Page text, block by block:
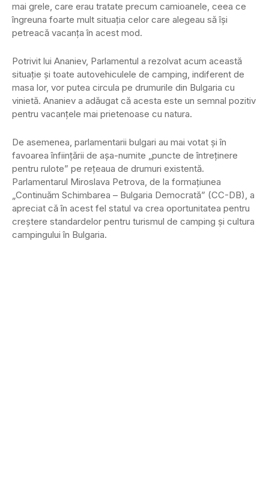
mai grele, care erau tratate precum camioanele, ceea ce
îngreuna foarte mult situaţia celor care alegeau să îşi
petreacă vacanţa în acest mod.
Potrivit lui Ananiev, Parlamentul a rezolvat acum această
situaţie şi toate autovehiculele de camping, indiferent de
masa lor, vor putea circula pe drumurile din Bulgaria cu
vinietă. Ananiev a adăugat că acesta este un semnal pozitiv
pentru vacanţele mai prietenoase cu natura.
De asemenea, parlamentarii bulgari au mai votat şi în
favoarea înfiinţării de aşa-numite „puncte de întreţinere
pentru rulote” pe reţeaua de drumuri existentă.
Parlamentarul Miroslava Petrova, de la formaţiunea
„Continuăm Schimbarea – Bulgaria Democrată” (CC-DB), a
apreciat că în acest fel statul va crea oportunitatea pentru
creştere standardelor pentru turismul de camping şi cultura
campingului în Bulgaria.